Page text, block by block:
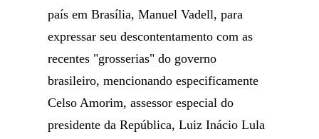
país em Brasília, Manuel Vadell, para
expressar seu descontentamento com as
recentes "grosserias" do governo
brasileiro, mencionando especificamente
Celso Amorim, assessor especial do
presidente da República, Luiz Inácio Lula